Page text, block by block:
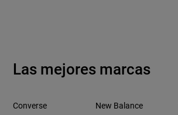
Las mejores marcas
Converse New Balance